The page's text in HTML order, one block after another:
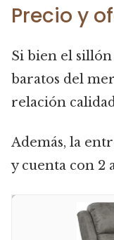
Precio y
Si bien el
baratos del
relación
Además, la
y cuenta con 2